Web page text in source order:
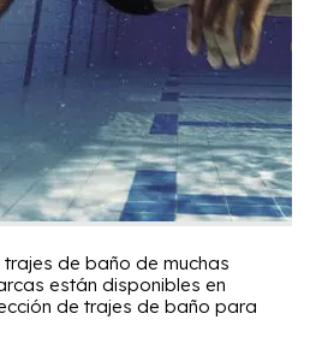
trajes de baño de muchas
están disponibles en
de trajes de baño para